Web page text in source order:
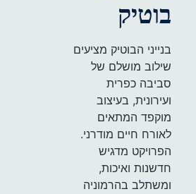
בוטיק
בנייני הבוטיק מציעים
שילוב מושלם של
סביבה כפרית
ועירונית, בעיצוב
מוקפד המתאים
לאורח חיים מודרני.
הפרויקט מדגיש
חדשנות ואיכות,
ומשתלב בהרמוניה